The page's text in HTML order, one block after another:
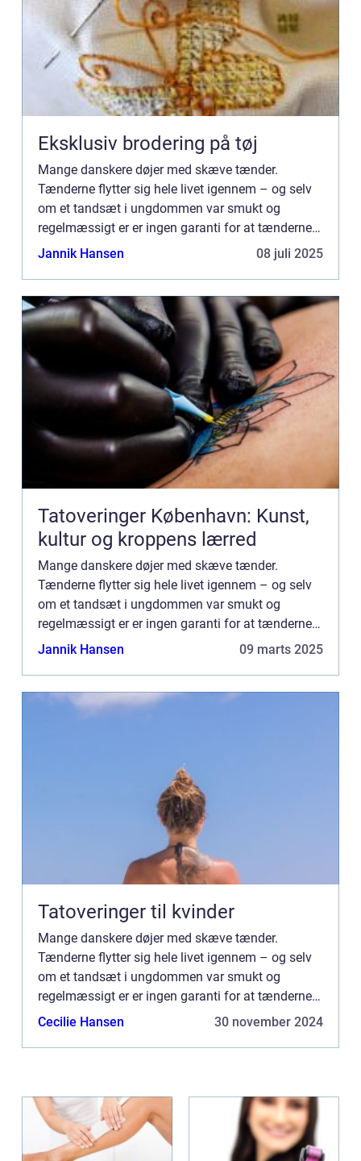
Eksklusiv brodering på tøj
Mange danskere døjer med skæve tænder.
Tænderne flytter sig hele livet igennem – og selv
om et tandsæt i ungdommen var smukt og
regelmæssigt er er ingen garanti for at tænderne
bliver på deres pl...
Jannik Hansen 08 juli 2025
Tatoveringer København: Kunst,
kultur og kroppens lærred
Mange danskere døjer med skæve tænder.
Tænderne flytter sig hele livet igennem – og selv
om et tandsæt i ungdommen var smukt og
regelmæssigt er er ingen garanti for at tænderne
bliver på deres pl...
Jannik Hansen 09 marts 2025
Tatoveringer til kvinder
Mange danskere døjer med skæve tænder.
Tænderne flytter sig hele livet igennem – og selv
om et tandsæt i ungdommen var smukt og
regelmæssigt er er ingen garanti for at tænderne
bliver på deres pl...
Cecilie Hansen 30 november 2024